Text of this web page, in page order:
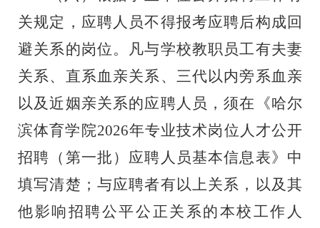
关规定，应聘人员不得报考应聘后构成回
避关系的岗位。凡与学校教职员工有夫妻
关系、直系血亲关系、三代以内旁系血亲
以及近姻亲关系的应聘人员，须在
《哈尔
滨体育学院2026年专业技术岗位 人才公开
招聘 （第一批）应聘人员基本信息表》 中
填写清楚；与应聘者有以上关系，以及其
他影响招聘公平公正关系的本校工作人